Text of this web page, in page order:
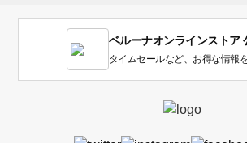
い
ベルーナオンラインストア
タイムセールなど、お得な情報